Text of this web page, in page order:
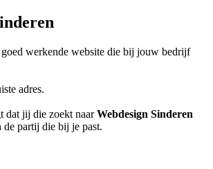
werkende website die bij jouw bedrijf
adres.
dat jij die zoekt naarWebdesign Sinderen
partij die bij je past.